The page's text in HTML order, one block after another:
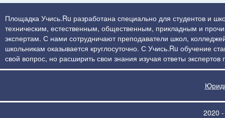
Площадка Учись.Ru разработана специально для студентов и
техническим, естественным, общественным, прикладным и
экспертам. С нами сотрудничают преподаватели школ,
школьникам оказывается круглосуточно. С Учись.Ru обучение
свой вопрос, но расширить свои знания изучая ответы
2020